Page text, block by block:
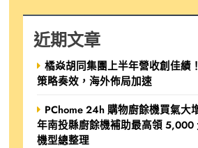
近期文章
橘焱胡同集團上半年營收創佳績
策略奏效，海外佈局加速
PChome 24h 購物廚餘機買氣大
年南投縣廚餘機補助最高領 5,000
機型總整理